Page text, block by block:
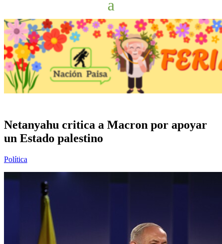
Netanyahu critica a Macron por apoyar
un Estado palestino
Política